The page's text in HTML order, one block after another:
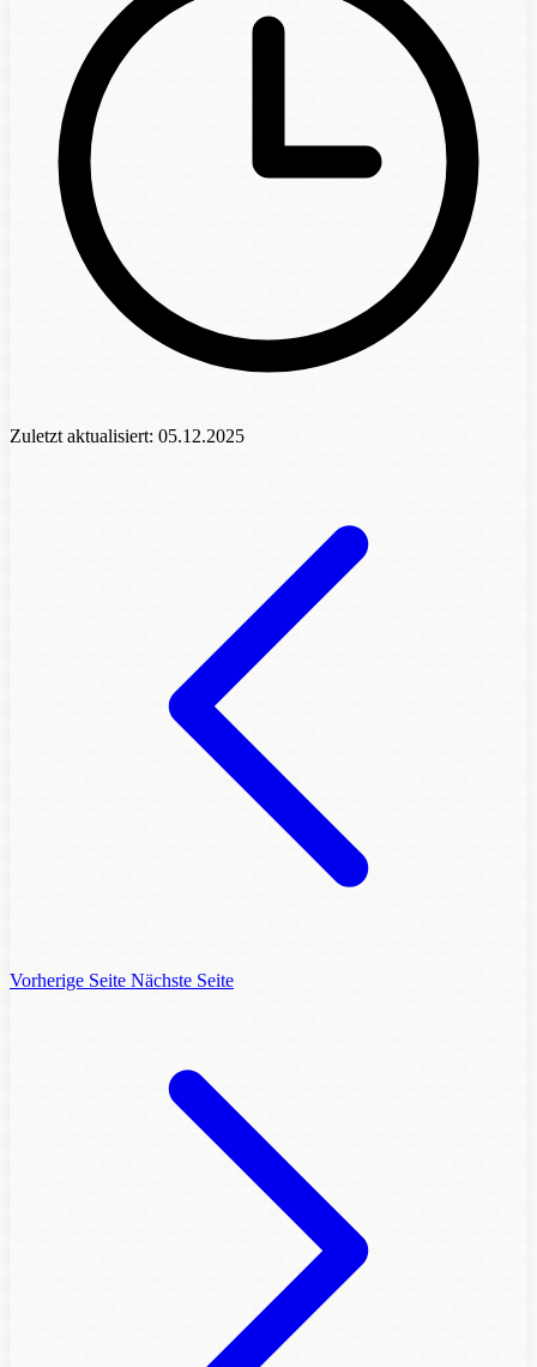
Zuletzt aktualisiert: 05.12.2025
Vorherige Seite Nächste Seite